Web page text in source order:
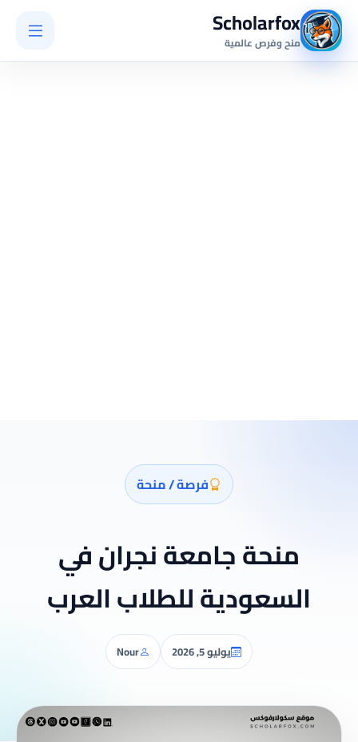
Scholarfox
منح وفرص عالمية
فرصة / منحة
منحة جامعة نجران في
السعودية للطلاب العرب
يوليو 5, 2026 Nour